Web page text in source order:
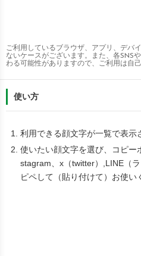
ご利用しているブラウザ、アプリ、デバ
ないケースがございます。また、各SNS
わる可能性がありますので、ご利用は自
使い方
利用できる顔文字が一覧で表示
使いたい顔文字を選び、コピー
stagram、x（twitter）,LINE（
ピペして（貼り付けて）お使い